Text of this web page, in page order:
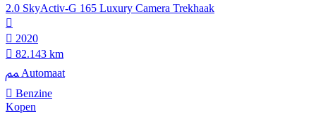
2.0 SkyActiv-G 165 Luxury Camera Trekhaak
2020
82.143 km
Automaat
Benzine
Kopen